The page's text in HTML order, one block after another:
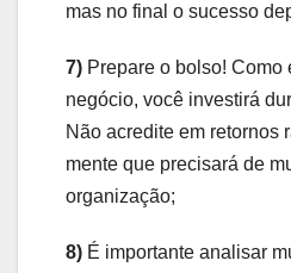
mas no final o sucesso
7) Prepare o bolso! Como
negócio, você investirá
Não acredite em retornos
mente que precisará de
organização;
8) É importante analisar